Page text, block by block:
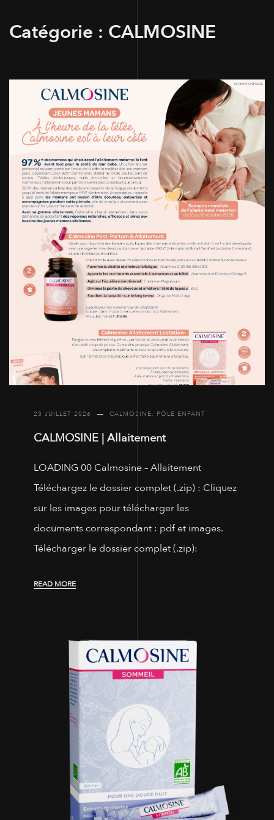
Catégorie : CALMOSINE
23 JUILLET 2026 CALMOSINE, PÔLE ENFANT
CALMOSINE | Allaitement
LOADING 00 Calmosine – Allaitement
Téléchargez le dossier complet (.zip) : Cliquez
sur les images pour télécharger les
documents correspondant : pdf et images.
Télécharger le dossier complet (.zip):
READ MORE